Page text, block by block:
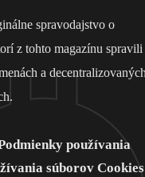
spravodajstvo o
z tohto magazínu spravili
a
používania
súborov Cookies